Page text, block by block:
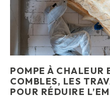
POMPE À CHALEUR
COMBLES, LES
POUR RÉDUIRE